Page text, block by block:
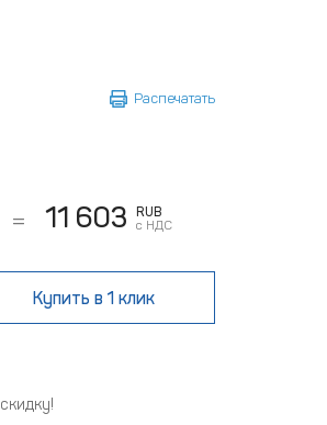
Распечатать
11 603
RUB
с НДС
Купить в 1 клик